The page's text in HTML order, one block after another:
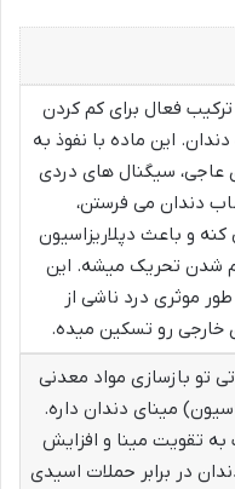
فعال برای کم کردن
این ماده با نفوذ به
عاجی، سیگنال های دردی
دندان می فرستن،
و باعث دپلاریزاسیون
شدن تحریک میشه. این
موثری درد ناشی از
خارجی رو تسکین میده.
تو بازسازی مواد معدنی
مینای دندان داره.
به تقویت مینا و افزایش
در برابر حملات اسیدی